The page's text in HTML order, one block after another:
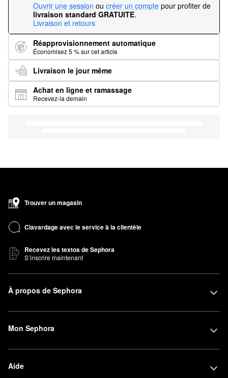
Ouvrir une session ou créer un compte pour profiter de
livraison standard GRATUITE.
Livraison et retours
Réapprovisionnement automatique
Économisez 5 % sur cet article
Livraison le jour même
Achat en ligne et ramassage
Recevez-la demain
Trouver un magasin
Clavardage avec le service à la clientèle
Recevez les textos de Sephora
S’inscrire maintenant
À propos de Sephora
Mon Sephora
Aide